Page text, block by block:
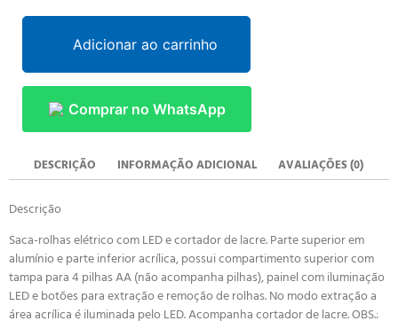
Adicionar ao carrinho
Comprar no WhatsApp
DESCRIÇÃO INFORMAÇÃO ADICIONAL AVALIAÇÕES (0)
Descrição
Saca-rolhas elétrico com LED e cortador de lacre. Parte superior em
alumínio e parte inferior acrílica, possui compartimento superior com
tampa para 4 pilhas AA (não acompanha pilhas), painel com iluminação
LED e botões para extração e remoção de rolhas. No modo extração a
área acrílica é iluminada pelo LED. Acompanha cortador de lacre. OBS.: